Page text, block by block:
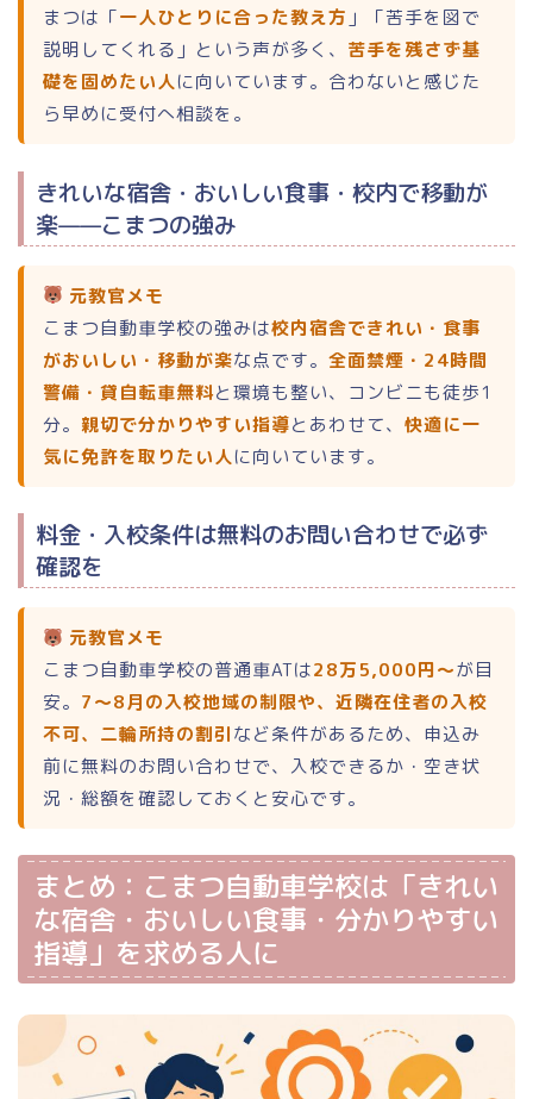
まつは「一人ひとりに合った教え方 」「苦手を図で
説明してくれる」という声が多く、 苦手を残さず基
礎を固めたい人に向いています。合わないと感じた
ら早めに受付へ相談を。
きれいな宿舎・おいしい食事・校内で移動が
楽——こまつの強み
元教官メモ
こまつ自動車学校の強みは校内宿舎できれい・食事
がおいしい・移動が楽な点です。 全面禁煙・24時間
警備・貸自転車無料と環境も整い、コンビニも徒歩1
分。 親切で分かりやすい指導とあわせて、 快適に一
気に免許を取りたい人に向いています。
料金・入校条件は無料のお問い合わせで必ず
確認を
元教官メモ
こまつ自動車学校の普通車ATは28万5,000円〜が目
安。 7〜8月の入校地域の制限や、近隣在住者の入校
不可、二輪所持の割引など条件があるため、申込み
前に無料のお問い合わせで、入校できるか・空き状
況・総額を確認しておくと安心です。
まとめ：こまつ自動車学校は「きれい
な宿舎・おいしい食事・分かりやすい
指導」を求める人に
ホーム
合宿免許 総合ランキング
普通二輪（バイク）
小型二輪
牽引・大特